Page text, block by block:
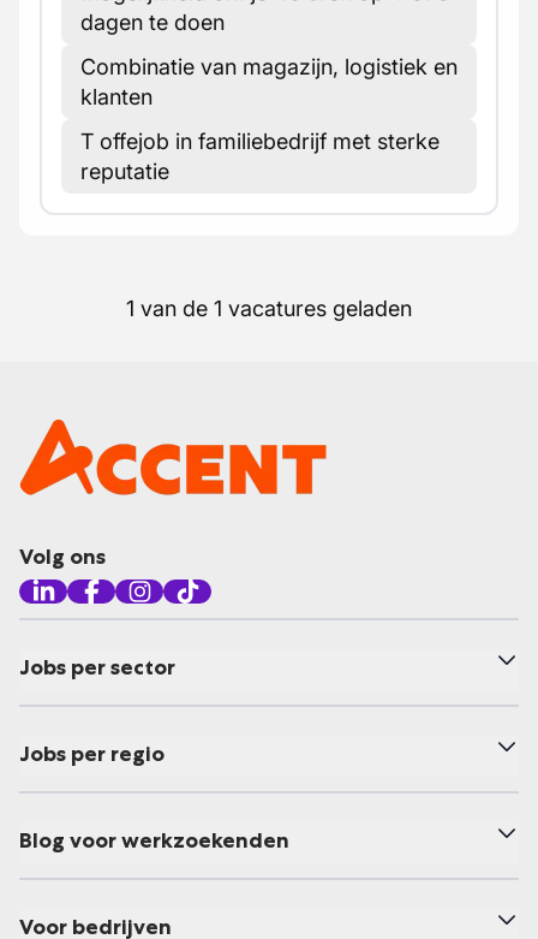
dagen te doen
Combinatie van magazijn, logistiek en
klanten
T offejob in familiebedrijf met sterke
reputatie
1 van de 1 vacatures geladen
Volg ons
Jobs per sector
Jobs per regio
Blog voor werkzoekenden
Voor bedrijven